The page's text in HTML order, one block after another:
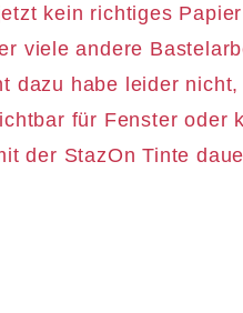
kein richtiges
viele andere
dazu habe leider
für Fenster oder
der StazOn Tinte